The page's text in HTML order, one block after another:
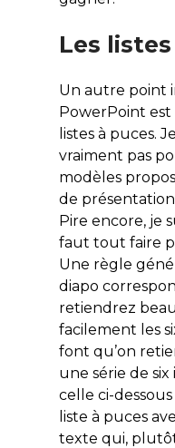
Les
Un autre point
PowerPoint est
listes à puces.
vraiment pas
modèles
de
Pire encore, je
faut tout faire
Une règle
diapo
retiendrez
facilement les
font qu’on
une série de
celle ci-
liste à puces
texte qui,